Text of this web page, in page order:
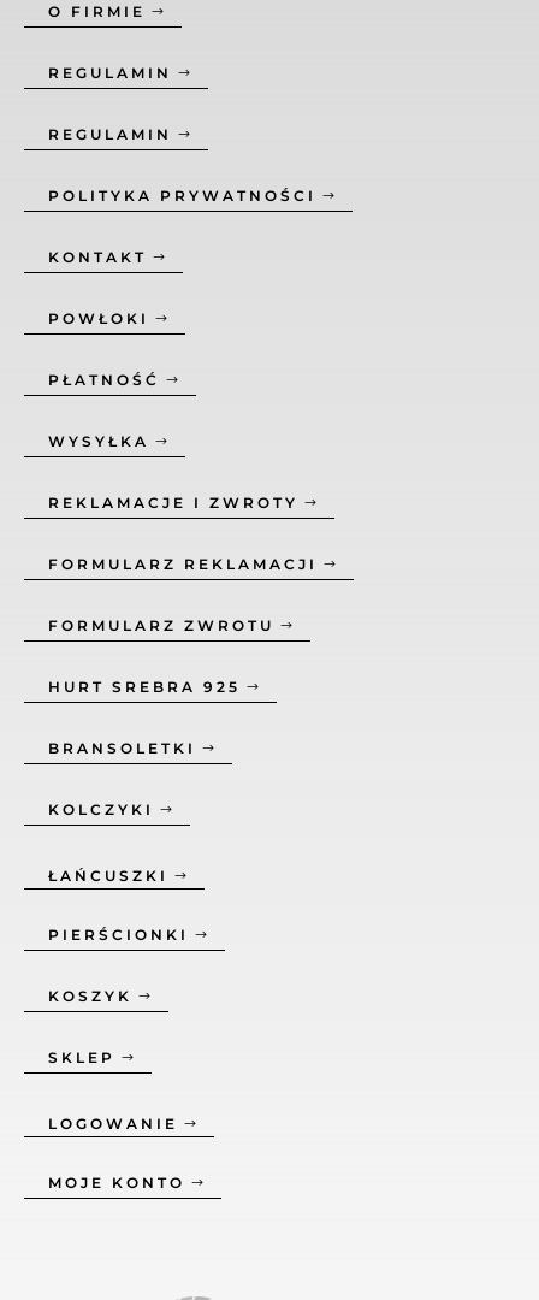
O FIRMIE
REGULAMIN
REGULAMIN
POLITYKA PRYWATNOŚCI
KONTAKT
POWŁOKI
PŁATNOŚĆ
WYSYŁKA
REKLAMACJE I ZWROTY
FORMULARZ REKLAMACJI
FORMULARZ ZWROTU
HURT SREBRA 925
BRANSOLETKI
KOLCZYKI
ŁAŃCUSZKI
PIERŚCIONKI
KOSZYK
SKLEP
LOGOWANIE
MOJE KONTO